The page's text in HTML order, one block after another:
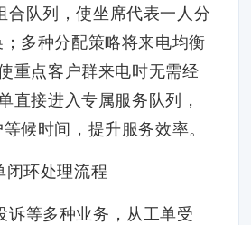
合队列，使坐席代表一人分
多种分配策略将来电均衡
重点客户群来电时无需经
直接进入专属服务队列，
候时间，提升服务效率。
闭环处理流程
诉等多种业务，从工单受